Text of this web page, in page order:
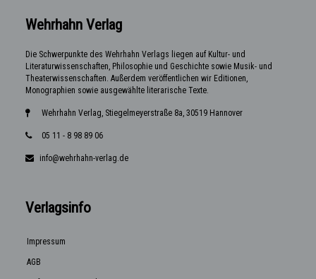
Wehrhahn Verlag
Die Schwerpunkte des Wehrhahn Verlags liegen auf Kultur- und
Literaturwissenschaften, Philosophie und Geschichte sowie Musik- und
Theaterwissenschaften. Außerdem veröffentlichen wir Editionen,
Monographien sowie ausgewählte literarische Texte.
Wehrhahn Verlag, Stiegelmeyerstraße 8a, 30519 Hannover
05 11 - 8 98 89 06
info@wehrhahn-verlag.de
Verlagsinfo
Impressum
AGB